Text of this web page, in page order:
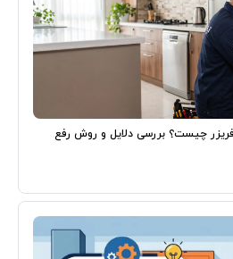
چیست؟ بررسی دلایل و روش رفع